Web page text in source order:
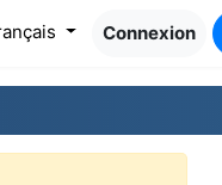
Connexion